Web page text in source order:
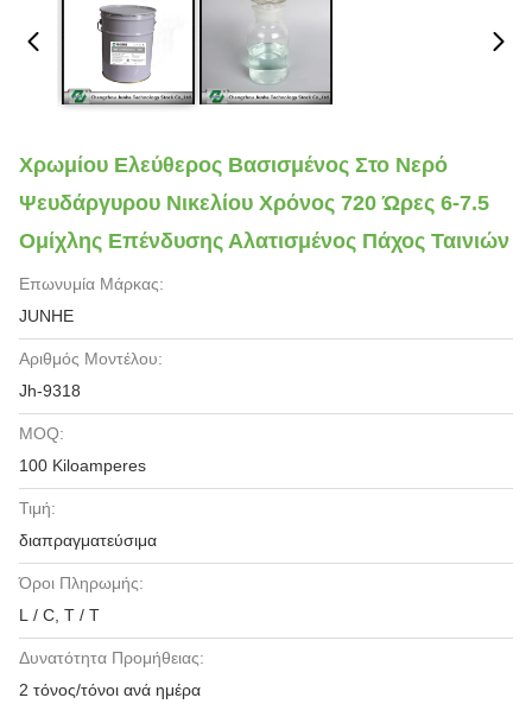
Χρωμίου Ελεύθερος Βασισμένος Στο Νερό
Ψευδάργυρου Νικελίου Χρόνος 720 Ώρες 6-7.5
Ομίχλης Επένδυσης Αλατισμένος Πάχος Ταινιών
Επωνυμία Μάρκας:
JUNHE
Αριθμός Μοντέλου:
Jh-9318
MOQ:
100 Kiloamperes
Τιμή:
διαπραγματεύσιμα
Όροι Πληρωμής:
L / C, T / T
Δυνατότητα Προμήθειας:
2 τόνος/τόνοι ανά ημέρα